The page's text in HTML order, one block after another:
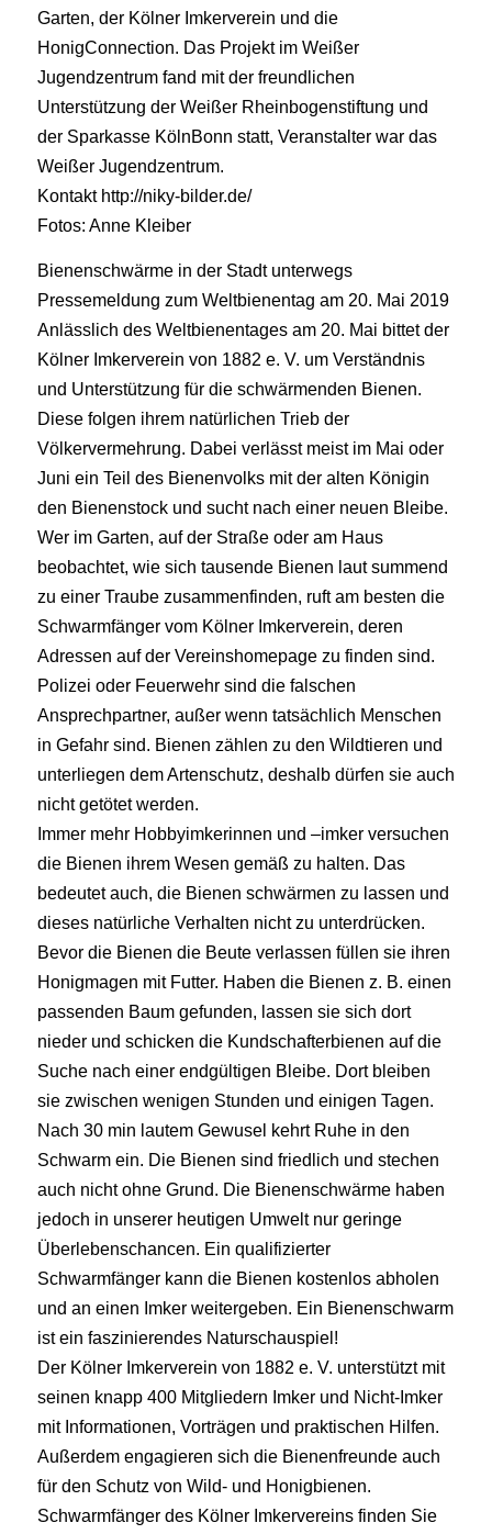
Garten, der Kölner Imkerverein und die
HonigConnection. Das Projekt im Weißer
Jugendzentrum fand mit der freundlichen
Unterstützung der Weißer Rheinbogenstiftung und
der Sparkasse KölnBonn statt, Veranstalter war das
Weißer Jugendzentrum.
Kontakt http://niky-bilder.de/
Fotos: Anne Kleiber
Bienenschwärme in der Stadt unterwegs
Pressemeldung zum Weltbienentag am 20. Mai 2019
Anlässlich des Weltbienentages am 20. Mai bittet der
Kölner Imkerverein von 1882 e. V. um Verständnis
und Unterstützung für die schwärmenden Bienen.
Diese folgen ihrem natürlichen Trieb der
Völkervermehrung. Dabei verlässt meist im Mai oder
Juni ein Teil des Bienenvolks mit der alten Königin
den Bienenstock und sucht nach einer neuen Bleibe.
Wer im Garten, auf der Straße oder am Haus
beobachtet, wie sich tausende Bienen laut summend
zu einer Traube zusammenfinden, ruft am besten die
Schwarmfänger vom Kölner Imkerverein, deren
Adressen auf der Vereinshomepage zu finden sind.
Polizei oder Feuerwehr sind die falschen
Ansprechpartner, außer wenn tatsächlich Menschen
in Gefahr sind. Bienen zählen zu den Wildtieren und
unterliegen dem Artenschutz, deshalb dürfen sie auch
nicht getötet werden.
Immer mehr Hobbyimkerinnen und –imker versuchen
die Bienen ihrem Wesen gemäß zu halten. Das
bedeutet auch, die Bienen schwärmen zu lassen und
dieses natürliche Verhalten nicht zu unterdrücken.
Bevor die Bienen die Beute verlassen füllen sie ihren
Honigmagen mit Futter. Haben die Bienen z. B. einen
passenden Baum gefunden, lassen sie sich dort
nieder und schicken die Kundschafterbienen auf die
Suche nach einer endgültigen Bleibe. Dort bleiben
sie zwischen wenigen Stunden und einigen Tagen.
Nach 30 min lautem Gewusel kehrt Ruhe in den
Schwarm ein. Die Bienen sind friedlich und stechen
auch nicht ohne Grund. Die Bienenschwärme haben
jedoch in unserer heutigen Umwelt nur geringe
Überlebenschancen. Ein qualifizierter
Schwarmfänger kann die Bienen kostenlos abholen
und an einen Imker weitergeben. Ein Bienenschwarm
ist ein faszinierendes Naturschauspiel!
Der Kölner Imkerverein von 1882 e. V. unterstützt mit
seinen knapp 400 Mitgliedern Imker und Nicht-Imker
mit Informationen, Vorträgen und praktischen Hilfen.
Außerdem engagieren sich die Bienenfreunde auch
für den Schutz von Wild- und Honigbienen.
Schwarmfänger des Kölner Imkervereins finden Sie